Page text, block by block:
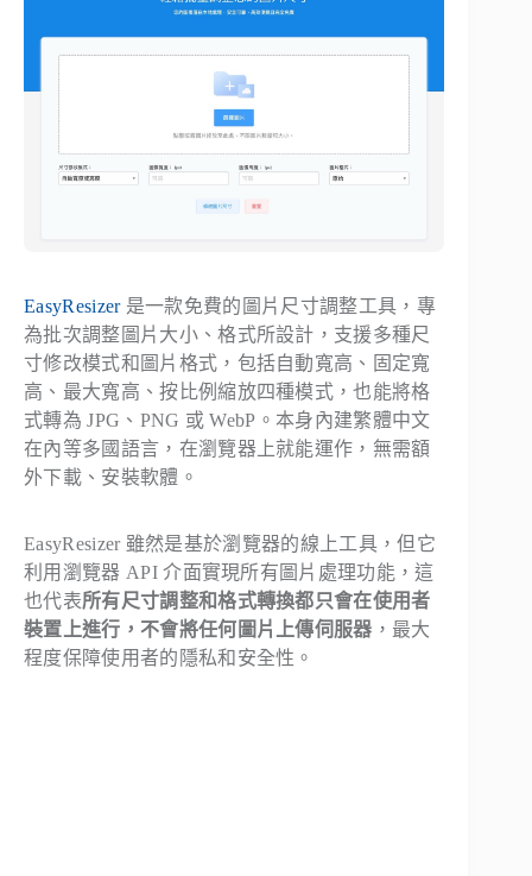
EasyResizer是一款免費的圖片尺寸調整工具，專
為批次調整圖片大小、格式所設計，支援多種尺
寸修改模式和圖片格式，包括自動寬高、固定寬
高、最大寬高、按比例縮放四種模式，也能將格
式轉為 JPG、PNG 或 WebP。本身內建繁體中文
在內等多國語言，在瀏覽器上就能運作，無需額
外下載、安裝軟體。
EasyResizer 雖然是基於瀏覽器的線上工具，但它
利用瀏覽器 API 介面實現所有圖片處理功能，這
也代表所有尺寸調整和格式轉換都只會在使用者
裝置上進行，不會將任何圖片上傳伺服器 ，最大
程度保障使用者的隱私和安全性。